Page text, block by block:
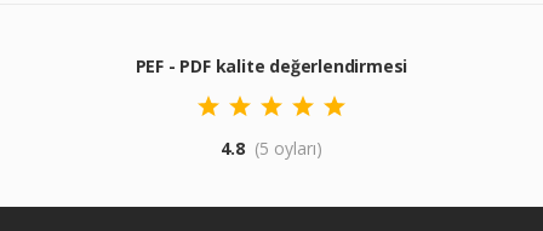
PEF - PDF kalite değerlendirmesi
4.8 (5 oyları)